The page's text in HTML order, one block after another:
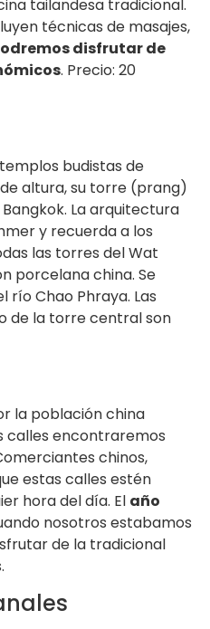
tailandesa tradicional.
técnicas de masajes,
disfrutar de
. Precio: 20
budistas de
altura, su torre (prang)
La arquitectura
y recuerda a los
las torres del Wat
porcelana china. Se
Chao Phraya. Las
de la torre central son
la población china
calles encontraremos
chinos,
estas calles estén
hora del día. El año
nosotros estabamos
de la tradicional